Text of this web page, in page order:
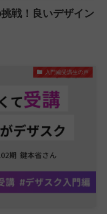
戦！良いデザイン
入門編受講生の声